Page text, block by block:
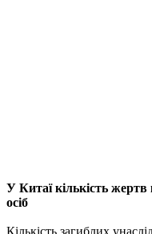
У Китаї кількість
осіб
Кількість загиблих